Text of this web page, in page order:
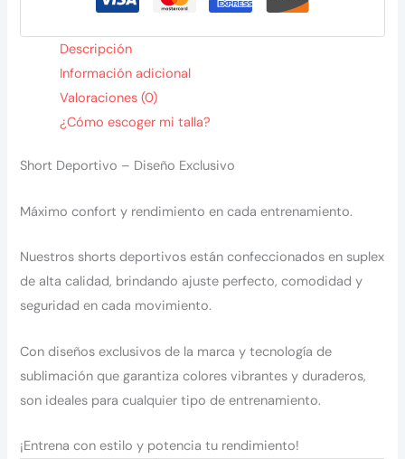
Descripción
Información adicional
Valoraciones (0)
¿Cómo escoger mi talla?
Short Deportivo – Diseño Exclusivo
Máximo confort y rendimiento en cada entrenamiento.
Nuestros shorts deportivos están confeccionados en suplex
de alta calidad, brindando ajuste perfecto, comodidad y
seguridad en cada movimiento.
Con diseños exclusivos de la marca y tecnología de
sublimación que garantiza colores vibrantes y duraderos,
son ideales para cualquier tipo de entrenamiento.
¡Entrena con estilo y potencia tu rendimiento!